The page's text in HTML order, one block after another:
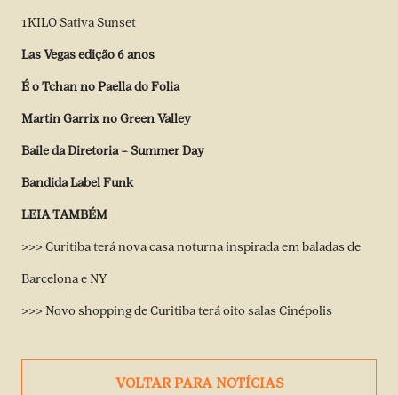
1KILO Sativa Sunset
Las Vegas edição 6 anos
É o Tchan no Paella do Folia
Martin Garrix no Green Valley
Baile da Diretoria – Summer Day
Bandida Label Funk
LEIA TAMBÉM
>>> Curitiba terá nova casa noturna inspirada em baladas de
Barcelona e NY
>>> Novo shopping de Curitiba terá oito salas Cinépolis
VOLTAR PARA NOTÍCIAS